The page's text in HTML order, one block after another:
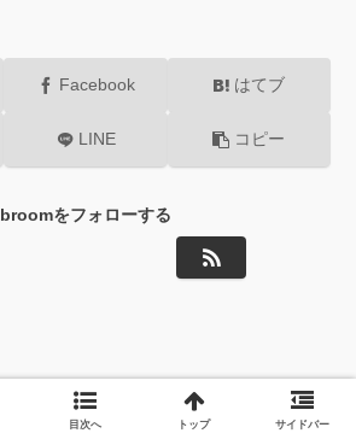
Facebook はてブ
LINE コピー
broomをフォローする
目次へ トップ サイドバー